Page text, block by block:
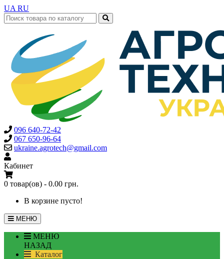
UA RU
096 640-72-42
067 650-96-64
ukraine.agrotech@gmail.com
Кабинет
0 товар(ов) - 0.00 грн.
В корзине пусто!
МЕНЮ
МЕНЮ
НАЗАД
Каталог